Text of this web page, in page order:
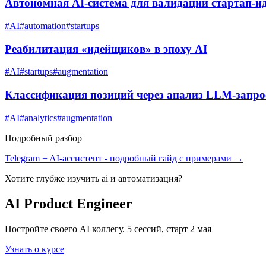
Автономная AI-система для валидации стартап-
#AI#automation#startups
Реабилитация «идейщиков» в эпоху AI
#AI#startups#augmentation
Классификация позиций через анализ LLM-
#AI#analytics#augmentation
Подробный разбор
Telegram + AI-ассистент - подробный гайд с примерами →
Хотите глубже изучить ai и автоматизация?
AI Product Engineer
Постройте своего AI коллегу. 5 сессий, старт 2 мая
Узнать о курсе